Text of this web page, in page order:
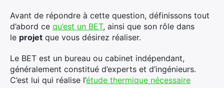
Avant de répondre à cette question, définissons tout
d’abord ce qu’est un BET, ainsi que son rôle dans
le projet que vous désirez réaliser.
Le BET est un bureau ou cabinet indépendant,
généralement constitué d’experts et d’ingénieurs.
C’est lui qui réalise l’étude thermique nécessaire
×
Rechercher
: